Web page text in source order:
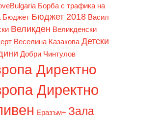
Борба с трафика на
Бюджет Бюджет 2018 Васил
Великден Великденски
Веселина Казакова Детски
Добри Чинтулов
Директно
Директно
Еразъм+ Зала